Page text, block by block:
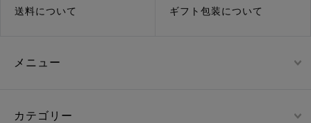
送料について ギフト包装について
メニュー
カテゴリー